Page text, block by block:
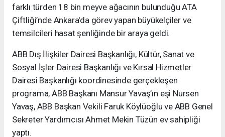
farklı türden 18 bin meyve ağacının bulunduğu ATA
Çiftliği’nde Ankara'da görev yapan büyükelçiler ve
temsilcileri hasat şenliğinde bir araya geldi.
ABB Dış İlişkiler Dairesi Başkanlığı, Kültür, Sanat ve
Sosyal İşler Dairesi Başkanlığı ve Kırsal Hizmetler
Dairesi Başkanlığı koordinesinde gerçekleşen
programa, ABB Başkanı Mansur Yavaş’ın eşi Nursen
Yavaş, ABB Başkan Vekili Faruk Köylüoğlu ve ABB Genel
Sekreter Yardımcısı Ahmet Mekin Tüzün ev sahipliği
yaptı.